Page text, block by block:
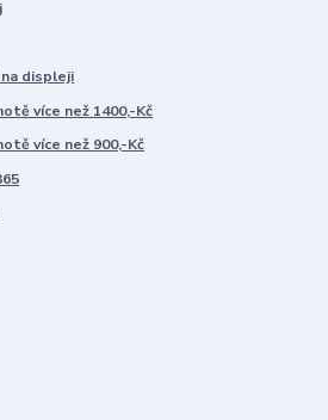
na displeji
více než 1400,-Kč
více než 900,-Kč